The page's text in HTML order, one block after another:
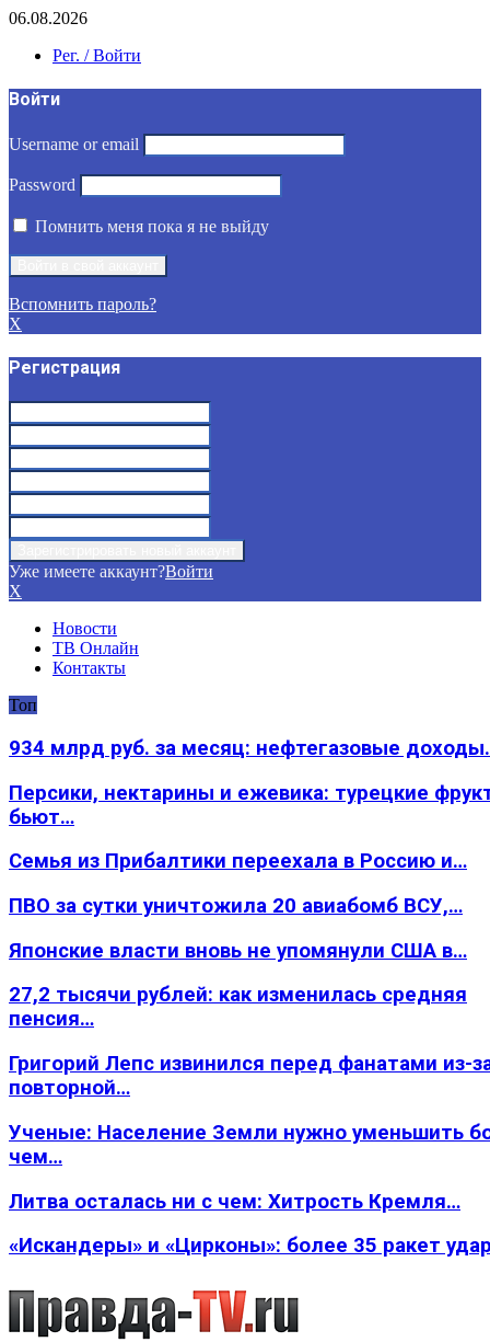
06.08.2026
Рег. / Войти
Войти
Username or email
Password
Помнить меня пока я не выйду
Вспомнить пароль?
X
Регистрация
Уже имеете аккаунт?Войти
X
Новости
ТВ Онлайн
Контакты
Топ
934 млрд руб. за месяц: нефтегазовые
Персики, нектарины и ежевика: турецкие
бьют…
Семья из Прибалтики переехала в Россию и…
ПВО за сутки уничтожила 20 авиабомб ВСУ,…
Японские власти вновь не упомянули США в…
27,2 тысячи рублей: как изменилась средняя
пенсия…
Григорий Лепс извинился перед фанатами из-
повторной…
Ученые: Население Земли нужно уменьшить
чем…
Литва осталась ни с чем: Хитрость Кремля…
«Искандеры» и «Цирконы»: более 35 ракет